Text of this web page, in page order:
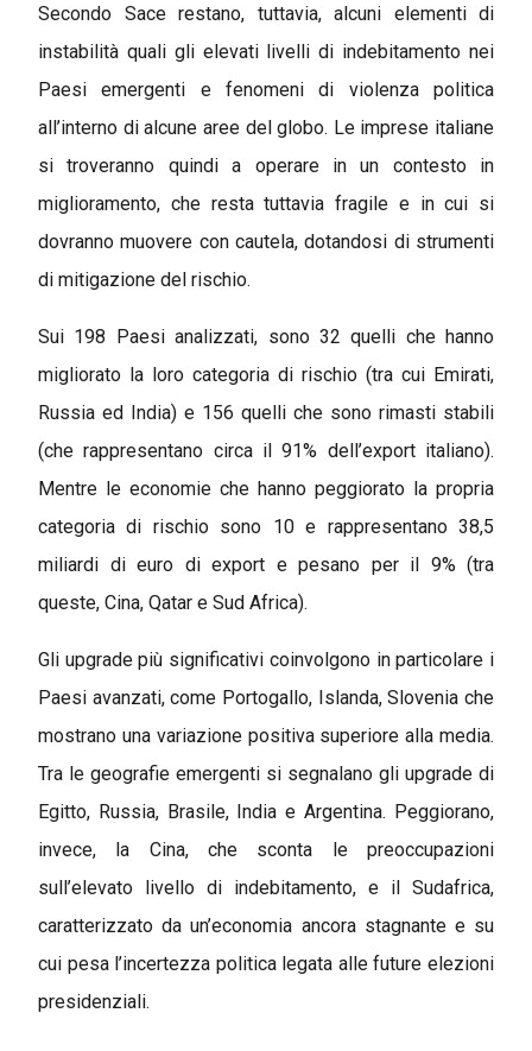
Secondo Sace restano, tuttavia, alcuni elementi di
instabilità quali gli elevati livelli di indebitamento nei
Paesi emergenti e fenomeni di violenza politica
all’interno di alcune aree del globo. Le imprese italiane
si troveranno quindi a operare in un contesto in
miglioramento, che resta tuttavia fragile e in cui si
dovranno muovere con cautela, dotandosi di strumenti
di mitigazione del rischio.
Sui 198 Paesi analizzati, sono 32 quelli che hanno
migliorato la loro categoria di rischio (tra cui Emirati,
Russia ed India) e 156 quelli che sono rimasti stabili
(che rappresentano circa il 91% dell’export italiano).
Mentre le economie che hanno peggiorato la propria
categoria di rischio sono 10 e rappresentano 38,5
miliardi di euro di export e pesano per il 9% (tra
queste, Cina, Qatar e Sud Africa).
Gli upgrade più significativi coinvolgono in particolare i
Paesi avanzati, come Portogallo, Islanda, Slovenia che
mostrano una variazione positiva superiore alla media.
Tra le geografie emergenti si segnalano gli upgrade di
Egitto, Russia, Brasile, India e Argentina. Peggiorano,
invece, la Cina, che sconta le preoccupazioni
sull’elevato livello di indebitamento, e il Sudafrica,
caratterizzato da un’economia ancora stagnante e su
cui pesa l’incertezza politica legata alle future elezioni
presidenziali.